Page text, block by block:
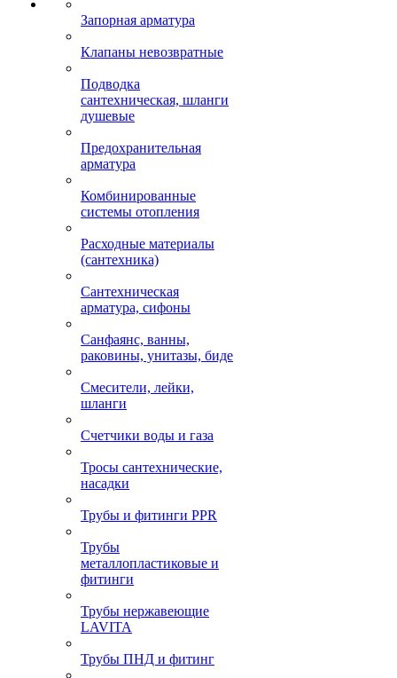
Запорная арматура
Клапаны невозвратные
Подводка
сантехническая, шланги
душевые
Предохранительная
арматура
Комбинированные
системы отопления
Расходные материалы
(сантехника)
Сантехническая
арматура, сифоны
Санфаянс, ванны,
раковины, унитазы, биде
Смесители, лейки,
шланги
Счетчики воды и газа
Тросы сантехнические,
насадки
Трубы и фитинги PPR
Трубы
металлопластиковые и
фитинги
Трубы нержавеющие
LAVITA
Трубы ПНД и фитинг